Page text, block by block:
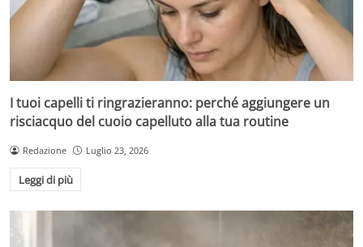
I tuoi capelli ti ringrazieranno: perché aggiungere un
risciacquo del cuoio capelluto alla tua routine
Redazione Luglio 23, 2026
Leggi di più